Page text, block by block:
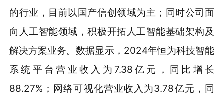
的行业，目前以国产信创领域为主；同时公司面
向人工智能领域，积极开拓人工智能基础架构及
解决方案业务。数据显示，2024年恒为科技智能
系统平台营业收入为7.38亿元，同比增长
88.27%；网络可视化营业收入为3.78亿元，同